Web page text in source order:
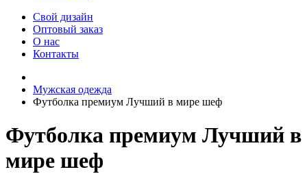
Свой дизайн
Оптовый заказ
О нас
Контакты
Мужская одежда
Футболка премиум Лучший в мире шеф
Футболка премиум Лучший в
мире шеф